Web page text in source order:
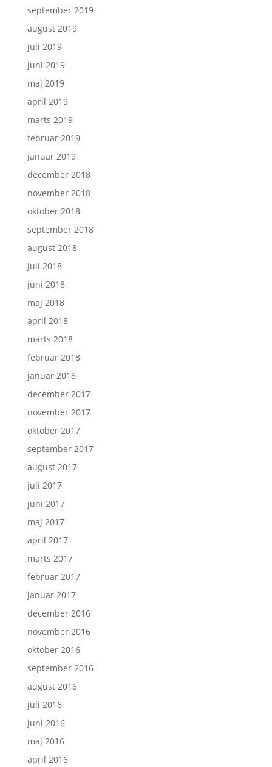
september 2019
august 2019
juli 2019
juni 2019
maj 2019
april 2019
marts 2019
februar 2019
januar 2019
december 2018
november 2018
oktober 2018
september 2018
august 2018
juli 2018
juni 2018
maj 2018
april 2018
marts 2018
februar 2018
januar 2018
december 2017
november 2017
oktober 2017
september 2017
august 2017
juli 2017
juni 2017
maj 2017
april 2017
marts 2017
februar 2017
januar 2017
december 2016
november 2016
oktober 2016
september 2016
august 2016
juli 2016
juni 2016
maj 2016
april 2016